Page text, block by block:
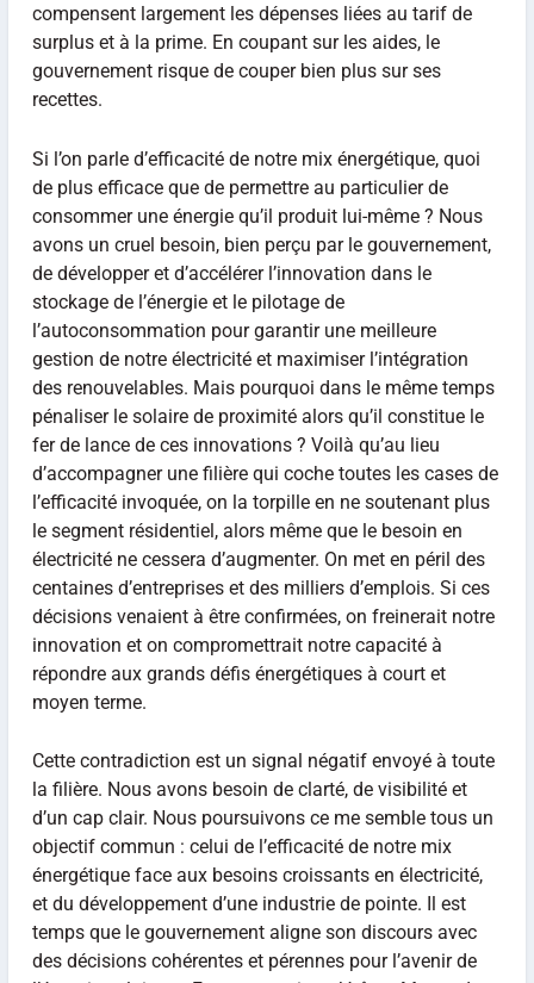
compensent largement les dépenses liées au tarif de
surplus et à la prime. En coupant sur les aides, le
gouvernement risque de couper bien plus sur ses
recettes.
Si l’on parle d’efficacité de notre mix énergétique, quoi
de plus efficace que de permettre au particulier de
consommer une énergie qu’il produit lui-même ? Nous
avons un cruel besoin, bien perçu par le gouvernement,
de développer et d’accélérer l’innovation dans le
stockage de l’énergie et le pilotage de
l’autoconsommation pour garantir une meilleure
gestion de notre électricité et maximiser l’intégration
des renouvelables. Mais pourquoi dans le même temps
pénaliser le solaire de proximité alors qu’il constitue le
fer de lance de ces innovations ? Voilà qu’au lieu
d’accompagner une filière qui coche toutes les cases de
l’efficacité invoquée, on la torpille en ne soutenant plus
le segment résidentiel, alors même que le besoin en
électricité ne cessera d’augmenter. On met en péril des
centaines d’entreprises et des milliers d’emplois. Si ces
décisions venaient à être confirmées, on freinerait notre
innovation et on compromettrait notre capacité à
répondre aux grands défis énergétiques à court et
moyen terme.
Cette contradiction est un signal négatif envoyé à toute
la filière. Nous avons besoin de clarté, de visibilité et
d’un cap clair. Nous poursuivons ce me semble tous un
objectif commun : celui de l’efficacité de notre mix
énergétique face aux besoins croissants en électricité,
et du développement d’une industrie de pointe. Il est
temps que le gouvernement aligne son discours avec
des décisions cohérentes et pérennes pour l’avenir de